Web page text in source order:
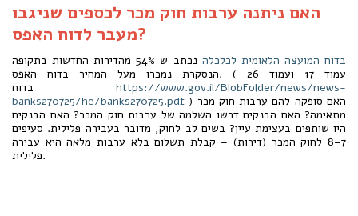
האם ניתנה ערבות חוק מכר לכספים שניגבו
מעבר לדוח האפס?
בדוח המועצה הלאומית לכלכלה
נכתב ש 54% מהדירות החדשות בתקופה
הנסקרת נמכרו מעל המחיר בדוח האפס. ( עמוד 17 ועמוד 26
https://www.gov.il/BlobFolder/news/news-
banks270725/he/banks270725.pdf ) האם סופקה להם ערבות חוק מכר
מתאימה? האם הבנקים דרשו השלמה של ערבות חוק המכר? האם הבנקים
היו שותפים בעצימת עיין? בשים לב לחוק, מדובר בעבירה פלילית. סעיפים
7–8 לחוק המכר (דירות) – קבלת תשלום בלא ערבות מלאה היא עבירה
פלילית.